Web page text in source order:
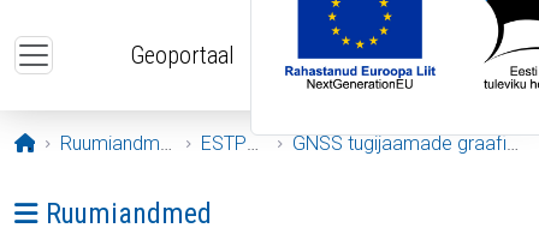
Geoportaal
Avaleht
Ruumiandmed ESTPOS GNSS tugijaamade graafikud
Ava menüü: Ruumiandmed
Ruumiandmed